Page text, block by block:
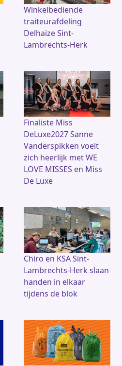
Winkelbediende
traiteurafdeling
Delhaize Sint-
Lambrechts-Herk
Finaliste Miss
DeLuxe2027 Sanne
Vanderspikken voelt
zich heerlijk met WE
LOVE MISSES en Miss
De Luxe
Chiro en KSA Sint-
Lambrechts-Herk slaan
handen in elkaar
tijdens de blok